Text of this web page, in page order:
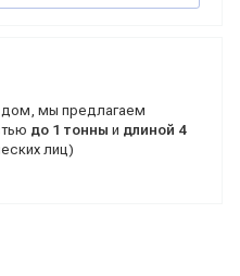
дом, мы предлагаем
до 1 тонны и длиной 4
лиц)